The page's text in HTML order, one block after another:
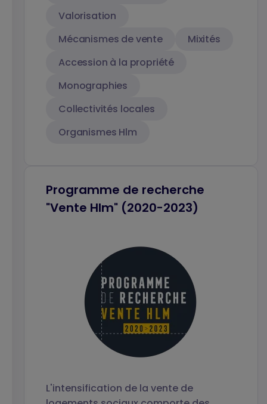
Valorisation
Mécanismes de vente
Mixités
Accession à la propriété
Monographies
Collectivités locales
Organismes Hlm
Programme de recherche
"Vente Hlm" (2020-2023)
L'intensification de la vente de